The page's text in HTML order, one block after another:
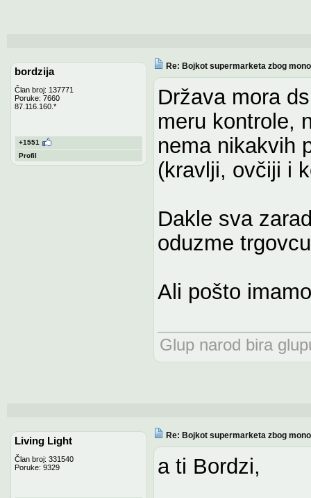
bordzija
Član broj: 137771
Poruke: 7660
87.116.160.*
+1551
Profil
Re: Bojkot supermarketa zbog
Država mora
meru kontrole,
nema nikakvih
(kravlji, ovčiji i
Dakle sva
oduzme
Ali pošto
Glup narod bira
Living Light
Član broj: 331540
Poruke: 9329
Re: Bojkot supermarketa zbog
a ti Bordzi,